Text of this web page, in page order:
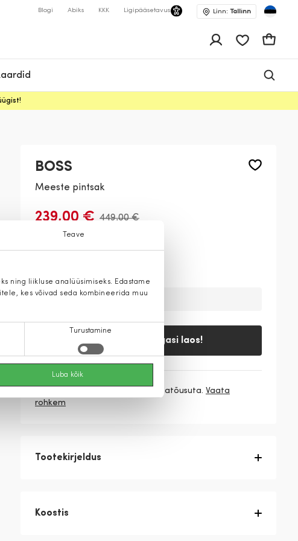
Teave
ning liikluse analüüsimiseks. Edastame
kes võivad seda kombineerida muu
Turustamine
Luba kõik
Blogi Abiks KKK Ligipääsetavus Linn: Tallinn
BOSS
Meeste pintsak
239,00 € 449,00 €
Teavita, kui tagasi laos!
/ kuu ilma hinnatõusuta. Vaata
rohkem
Tootekirjeldus
Koostis